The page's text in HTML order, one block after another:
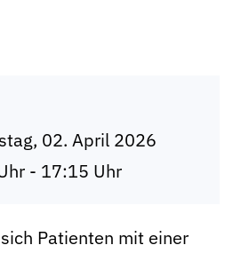
02. April 2026
- 17:15 Uhr
Patienten mit einer